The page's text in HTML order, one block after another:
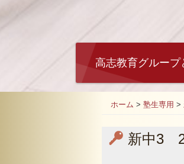
高志教育グループ
ホーム > 塾生専用 >
新中3